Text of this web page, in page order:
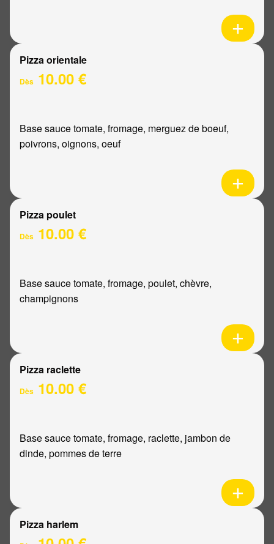
Pizza orientale
Dès 10.00 €
Base sauce tomate, fromage, merguez de boeuf,
poivrons, oignons, oeuf
Pizza poulet
Dès 10.00 €
Base sauce tomate, fromage, poulet, chèvre,
champignons
Pizza raclette
Dès 10.00 €
Base sauce tomate, fromage, raclette, jambon de
dinde, pommes de terre
Pizza harlem